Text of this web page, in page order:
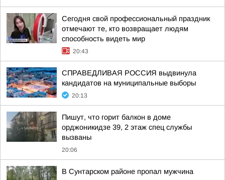
Сегодня свой профессиональный праздник
отмечают те, кто возвращает людям
способность видеть мир
20:43
СПРАВЕДЛИВАЯ РОССИЯ выдвинула
кандидатов на муниципальные выборы
20:13
Пишут, что горит балкон в доме
орджоникидзе 39, 2 этаж спец службы
вызваны
20:06
В Сунтарском районе пропал мужчина